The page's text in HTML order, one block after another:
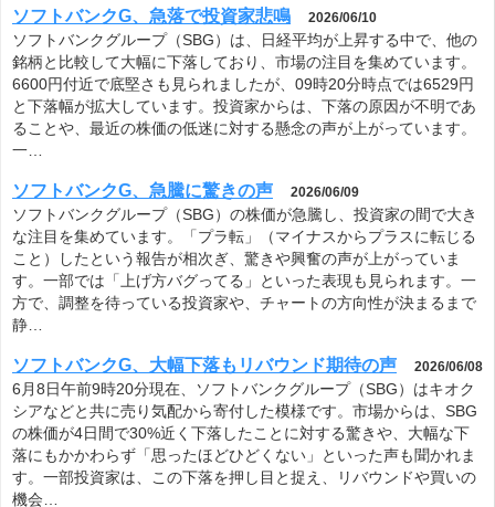
ソフトバンクG、急落で投資家悲鳴 2026/06/10
ソフトバンクグループ（SBG）は、日経平均が上昇する中で、他の
銘柄と比較して大幅に下落しており、市場の注目を集めています。
6600円付近で底堅さも見られましたが、09時20分時点では6529円
と下落幅が拡大しています。投資家からは、下落の原因が不明であ
ることや、最近の株価の低迷に対する懸念の声が上がっています。
一…
ソフトバンクG、急騰に驚きの声 2026/06/09
ソフトバンクグループ（SBG）の株価が急騰し、投資家の間で大き
な注目を集めています。「プラ転」（マイナスからプラスに転じる
こと）したという報告が相次ぎ、驚きや興奮の声が上がっていま
す。一部では「上げ方バグってる」といった表現も見られます。一
方で、調整を待っている投資家や、チャートの方向性が決まるまで
静…
ソフトバンクG、大幅下落もリバウンド期待の声 2026/06/08
6月8日午前9時20分現在、ソフトバンクグループ（SBG）はキオク
シアなどと共に売り気配から寄付した模様です。市場からは、SBG
の株価が4日間で30%近く下落したことに対する驚きや、大幅な下
落にもかかわらず「思ったほどひどくない」といった声も聞かれま
す。一部投資家は、この下落を押し目と捉え、リバウンドや買いの
機会…